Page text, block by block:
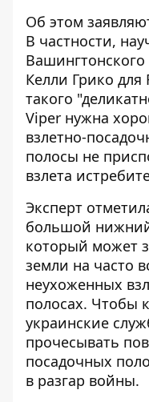
Об этом
В частности,
Келли Грико для
такого
Viper нужна
взлетно-
полосы не
взлета
Эксперт
большой
который может
земли на часто
неухоженных
полосах. Чтобы
украинские
прочесывать
посадочных
в разгар войны.